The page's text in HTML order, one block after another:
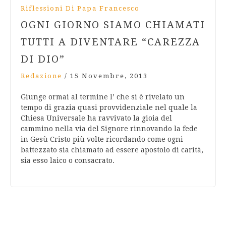
Riflessioni Di Papa Francesco
OGNI GIORNO SIAMO CHIAMATI
TUTTI A DIVENTARE “CAREZZA
DI DIO”
Redazione / 15 Novembre, 2013
Giunge ormai al termine l’ che si è rivelato un
tempo di grazia quasi provvidenziale nel quale la
Chiesa Universale ha ravvivato la gioia del
cammino nella via del Signore rinnovando la fede
in Gesù Cristo più volte ricordando come ogni
battezzato sia chiamato ad essere apostolo di carità,
sia esso laico o consacrato.